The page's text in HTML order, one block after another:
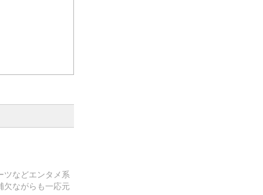
ツなどエンタメ系
欠ながらも一応元